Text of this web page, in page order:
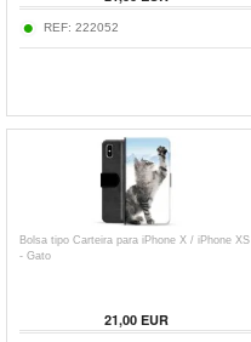
REF: 222052
Bolsa tipo Carteira para iPhone X / iPhone XS
- Gato
21,00EUR